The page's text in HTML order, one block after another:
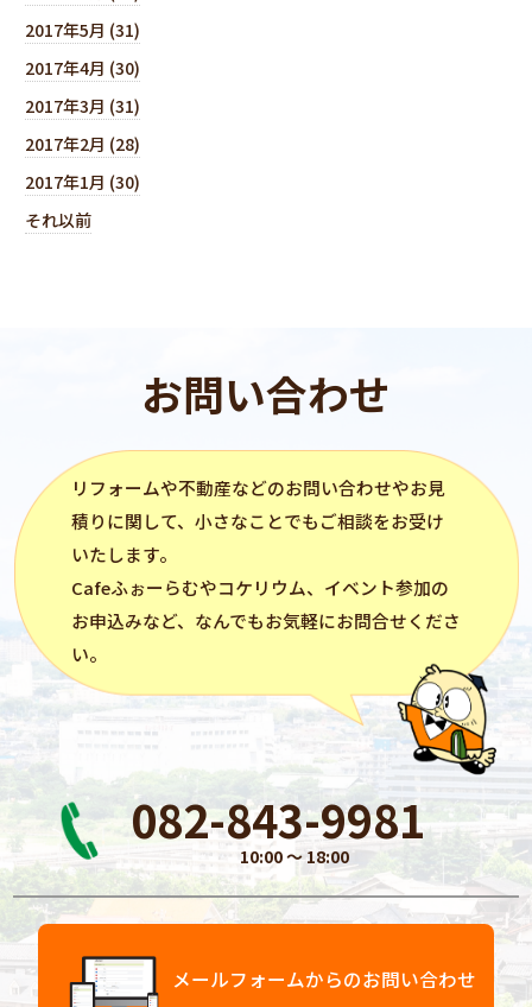
2017年5月 (31)
2017年4月 (30)
2017年3月 (31)
2017年2月 (28)
2017年1月 (30)
それ以前
お問い合わせ
リフォームや不動産などのお問い合わせやお見
積りに関して、小さなことでもご相談をお受け
いたします。
Cafeふぉーらむやコケリウム、イベント参加の
お申込みなど、なんでもお気軽にお問合せくださ
い。
082-843-9981
10:00 〜 18:00
メールフォームからのお問い合わせ